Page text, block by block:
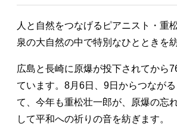
人と自然をつなげるピアニスト・重
泉の大自然の中で特別なひとときを
広島と長崎に原爆が投下されてから
ています。8月6日、9日からつなが
て、今年も重松壮一郎が、原爆の忘
して平和への祈りの音を紡ぎます。